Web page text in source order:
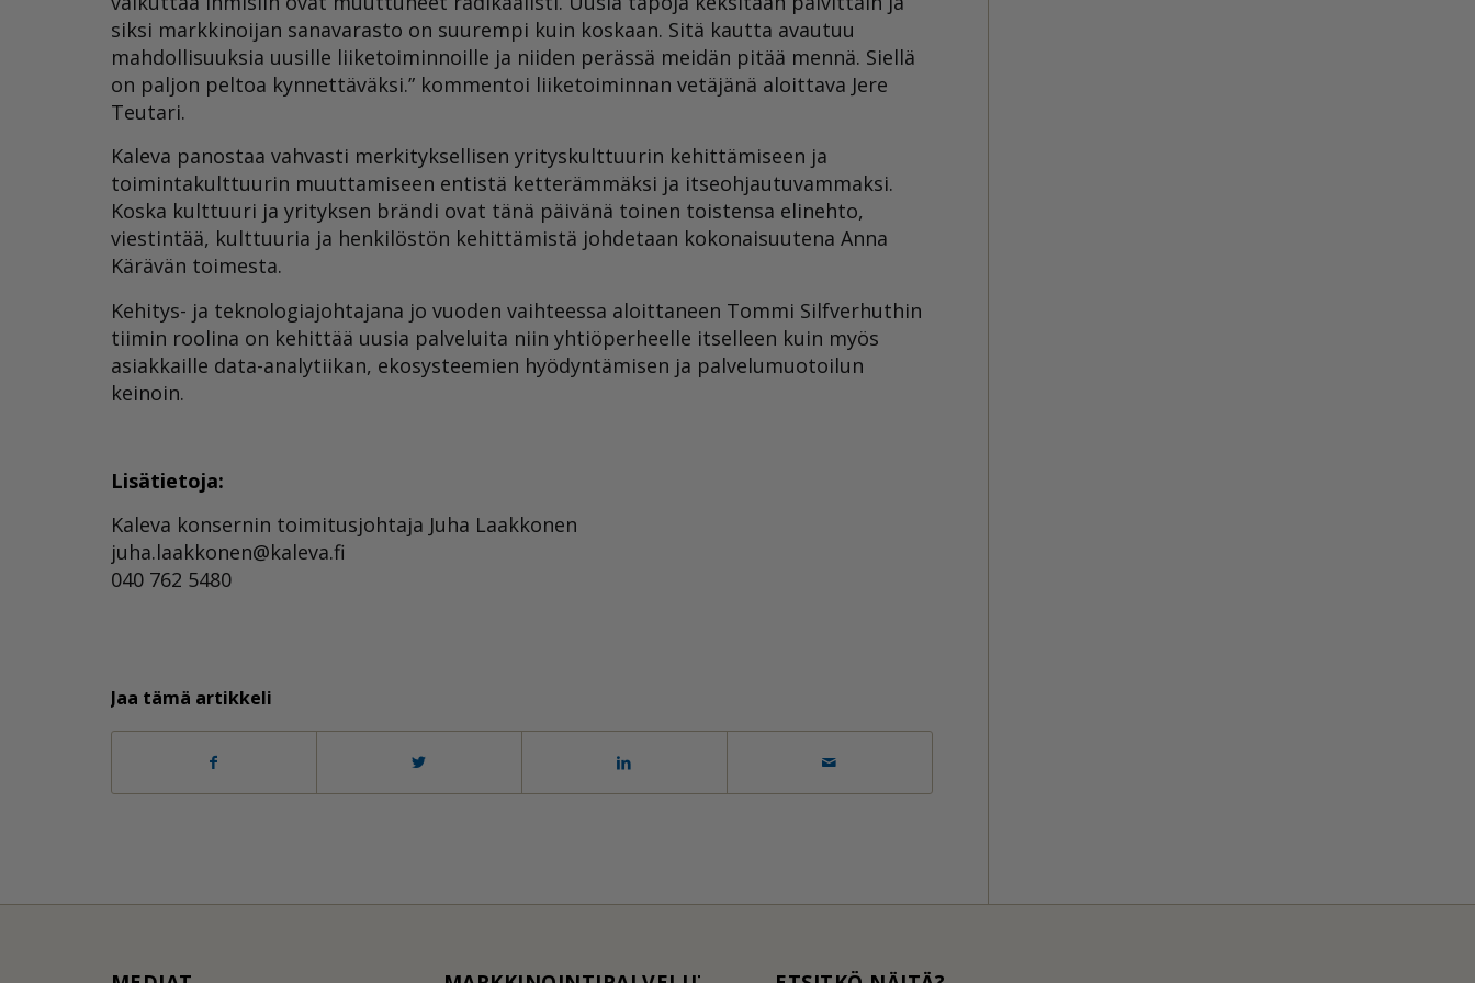
siksi markkinoijan sanavarasto on suurempi kuin koskaan. Sitä kautta avautuu
mahdollisuuksia uusille liiketoiminnoille ja niiden perässä meidän pitää mennä. Siellä
on paljon peltoa kynnettäväksi.” kommentoi liiketoiminnan vetäjänä aloittava Jere
Teutari.
Kaleva panostaa vahvasti merkityksellisen yrityskulttuurin kehittämiseen ja
toimintakulttuurin muuttamiseen entistä ketterämmäksi ja itseohjautuvammaksi.
Koska kulttuuri ja yrityksen brändi ovat tänä päivänä toinen toistensa elinehto,
viestintää, kulttuuria ja henkilöstön kehittämistä johdetaan kokonaisuutena Anna
Kärävän toimesta.
Kehitys- ja teknologiajohtajana jo vuoden vaihteessa aloittaneen Tommi Silfverhuthin
tiimin roolina on kehittää uusia palveluita niin yhtiöperheelle itselleen kuin myös
asiakkaille data-analytiikan, ekosysteemien hyödyntämisen ja palvelumuotoilun
keinoin.
Lisätietoja:
Kaleva konsernin toimitusjohtaja Juha Laakkonen
juha.laakkonen@kaleva.fi
040 762 5480
Jaa tämä artikkeli